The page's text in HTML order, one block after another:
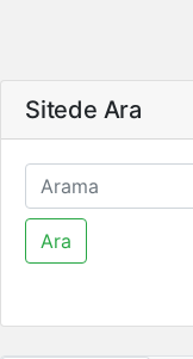
Sitede Ara
Ara